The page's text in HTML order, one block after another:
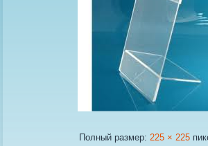
Полный размер: 225 × 225